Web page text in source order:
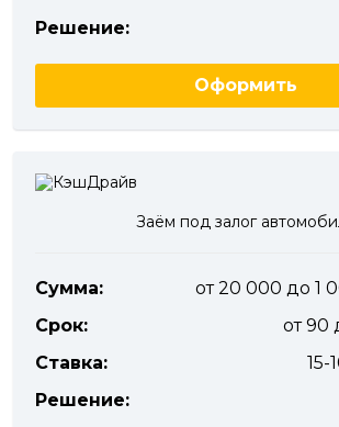
Решение:
Оформить
Заём под залог
Сумма:
от 20 000 до 1
Срок:
от 90
Ставка:
15-
Решение: